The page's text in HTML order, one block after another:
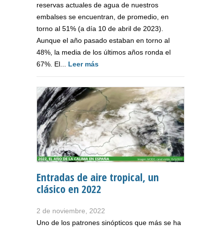
reservas actuales de agua de nuestros
embalses se encuentran, de promedio, en
torno al 51% (a día 10 de abril de 2023).
Aunque el año pasado estaban en torno al
48%, la media de los últimos años ronda el
67%. El... Leer más
Entradas de aire tropical, un
clásico en 2022
2 de noviembre, 2022
Uno de los patrones sinópticos que más se ha